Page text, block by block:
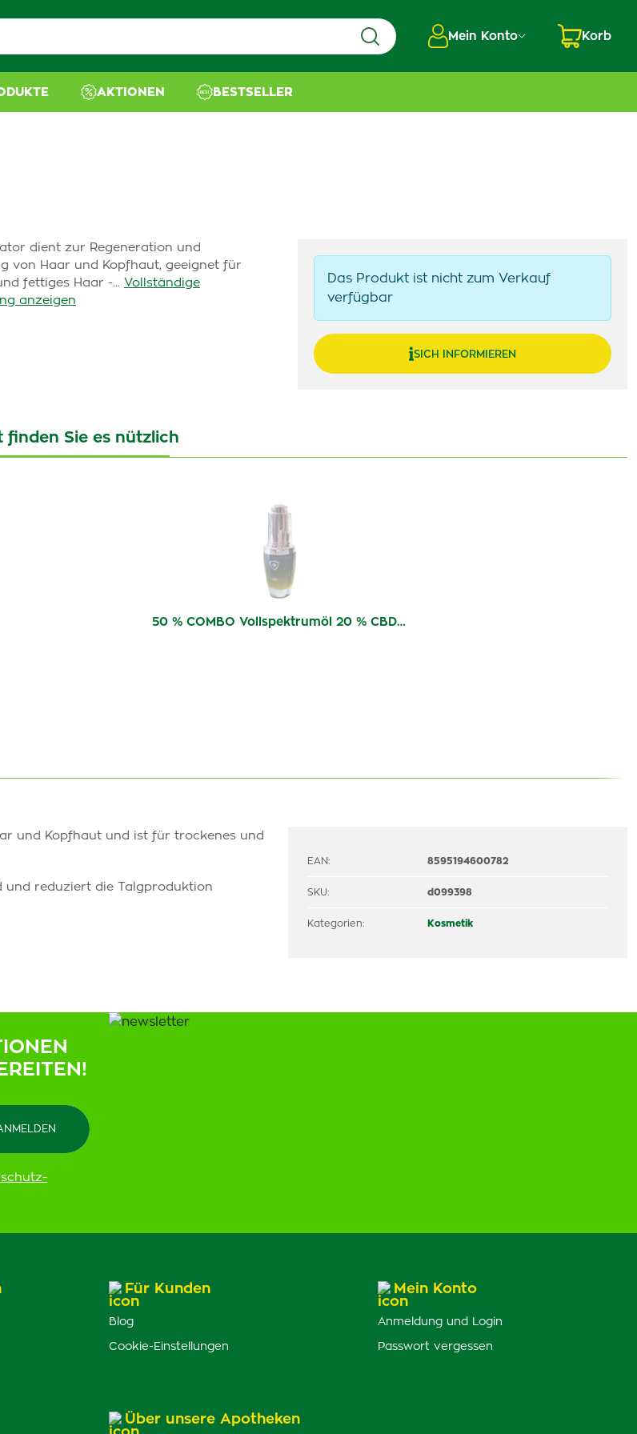
Mein Konto Korb
AKTIONEN BESTSELLER
dient zur Regeneration und
von Haar und Kopfhaut, geeignet für
fettiges Haar -... Vollständige
anzeigen
Das Produkt ist nicht zum Verkauf
verfügbar
SICH INFORMIEREN
finden Sie es nützlich
50 % COMBO Vollspektrumöl 20 % CBD…
und Kopfhaut und ist für trockenes und
und reduziert die Talgproduktion
EAN: 8595194600782
SKU: d099398
Kategorien: Kosmetik
Für Kunden
Blog
Cookie-Einstellungen
Über unsere Apotheken
Mein Konto
Anmeldung und Login
Passwort vergessen